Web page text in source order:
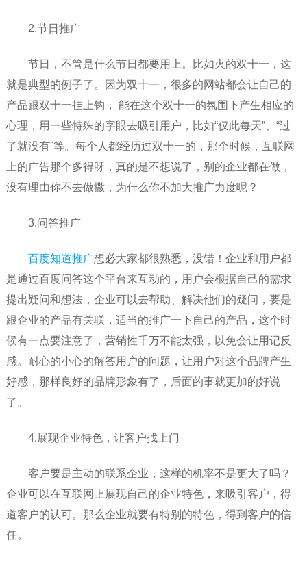
2.节日推广
节日，不管是什么节日都要用上。比如火的双十一，这
就是典型的例子了。因为双十一，很多的网站都会让自己的
产品跟双十一挂上钩， 能在这个双十一的氛围下产生相应的
心理，用一些特殊的字眼去吸引用户，比如“仅此每天”、“过
了就没有”等。每个人都经历过双十一的，那个时候，互联网
上的广告那个多得呀，真的是不想说了，别的企业都在做，
没有理由你不去做撒，为什么你不加大推广力度呢？
3.问答推广
百度知道推广想必大家都很熟悉，没错！企业和用户都
是通过百度问答这个平台来互动的，用户会根据自己的需求
提出疑问和想法，企业可以去帮助、解决他们的疑问，要是
跟企业的产品有关联，适当的推广一下自己的产品，这个时
候有一点要注意了，营销性千万不能太强，以免会让用记反
感。耐心的小心的解答用户的问题，让用户对这个品牌产生
好感，那样良好的品牌形象有了，后面的事就更加的好说
了。
4.展现企业特色，让客户找上门
客户要是主动的联系企业，这样的机率不是更大了吗？
企业可以在互联网上展现自己的企业特色，来吸引客户，得
道客户的认可。那么企业就要有特别的特色，得到客户的信
任。